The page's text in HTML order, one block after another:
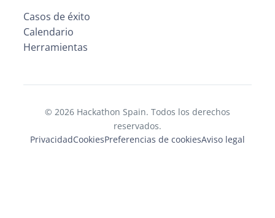
Casos de éxito
Calendario
Herramientas
© 2026 Hackathon Spain. Todos los derechos
reservados.
PrivacidadCookiesPreferencias de cookiesAviso legal